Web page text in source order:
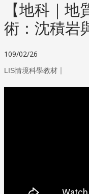
【地科｜地
術：沈積岩
109/02/26
LIS情境科學教材 ｜